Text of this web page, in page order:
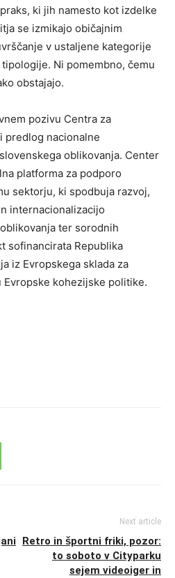
ki jih namesto kot izdelke
se izmikajo običajnim
v ustaljene kategorije
Ni pomembno, čemu
obstajajo.
pozivu Centra za
predlog nacionalne
oblikovanja. Center
platforma za podporo
sektorju, ki spodbuja razvoj,
internacionalizacijo
ter sorodnih
sofinancirata Republika
iz Evropskega sklada za
kohezijske politike.
Next article
Retro in športni friki, pozor:
to soboto v Cityparku
sejem videoiger in